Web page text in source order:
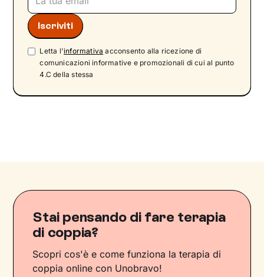
Letta l'informativa acconsento alla ricezione di
comunicazioni informative e promozionali di cui al punto
4.C della stessa
Stai pensando di fare terapia
di coppia?
Scopri cos'è e come funziona la terapia di
coppia online con Unobravo!